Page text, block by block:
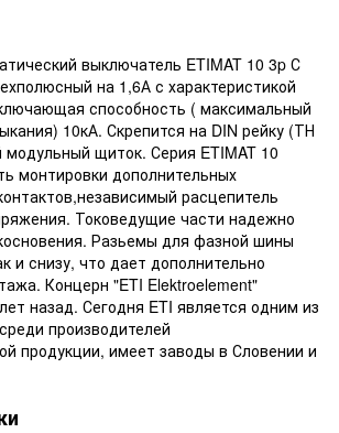
выключатель ETIMAT 10 3p С
на 1,6А с характеристикой
способность ( максимальный
10кА. Скрепится на DIN рейку (ТН
модульный щиток. Серия ETIMAT 10
монтировки дополнительных
расцепитель
Токоведущие части надежно
Разьемы для фазной шины
и снизу, что дает дополнительно
Концерн "ETI Elektroelement"
назад. Сегодня ETI является одним из
производителей
продукции, имеет заводы в Словении и